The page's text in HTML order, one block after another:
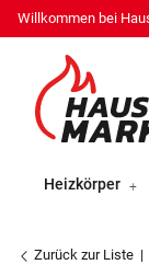
Willkommen bei
Heizkörper
Zurück zur Liste